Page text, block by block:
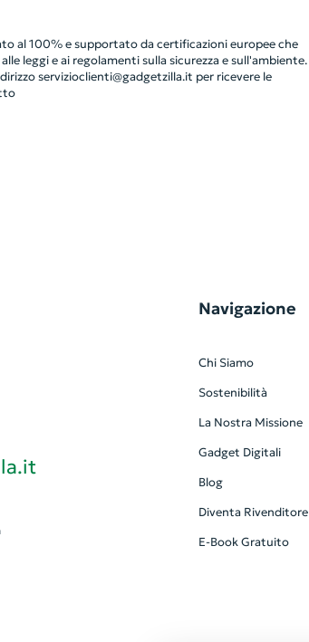
al 100% e supportato da certificazioni europee che
leggi e ai regolamenti sulla sicurezza e sull'ambiente.
servizioclienti@gadgetzilla.it per ricevere le
Navigazione
Chi Siamo
Sostenibilità
La Nostra Missione
Gadget Digitali
Blog
Diventa Rivenditore
E-Book Gratuito